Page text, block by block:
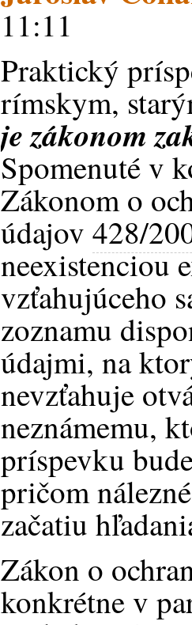
11:11
Praktický
rímskym,
je zákonom
Spomenuté v
Zákonom o
údajov428/
neexistenciou
vzťahujúceho
zoznamu
údajmi, na
nevzťahuje
neznámemu,
príspevku
pričom
začatiu
Zákon o
konkrétne v